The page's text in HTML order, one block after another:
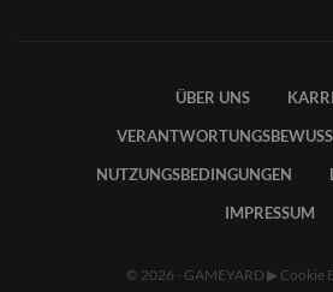
ÜBER UNS
NUTZUNGSBEDINGUNGEN
IMPRESSUM
© 2026 - GAMEYARD ▶ Cookie